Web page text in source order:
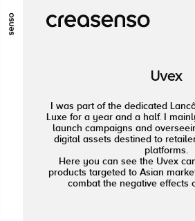
ALLER AU CONTENU PRINCIPAL
ALLER EN BAS DE PAGEUvex
I was part of the dedicated
Luxe for a year and a half. I
launch campaigns and
digital assets destined to
platforms.
Here you can see the Uvex
products targeted to Asian
combat the negative effects